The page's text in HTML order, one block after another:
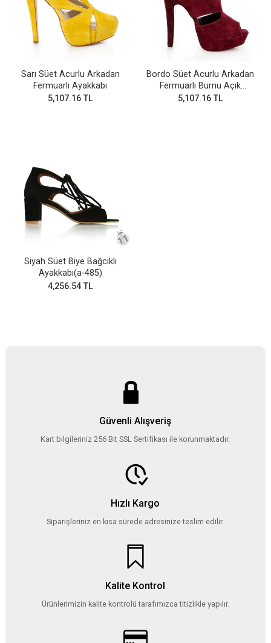
Sarı Süet Acurlu Arkadan
Fermuarlı Ayakkabı
5,107.16 TL
Bordo Süet Acurlu Arkadan
Fermuarlı Burnu Açık
Ayakkabı
5,107.16 TL
Siyah Süet Biye Bağcıklı
Ayakkabı(a-485)
4,256.54 TL
Güvenli Alışveriş
Kart bilgileriniz 256 Bit SSL Sertifikası ile korunmaktadır.
Hızlı Kargo
Siparişleriniz en kısa sürede adresinize teslim edilir.
Kalite Kontrol
Ürünlerimizin kalite kontrolü tarafımızca titizlikle yapılır.